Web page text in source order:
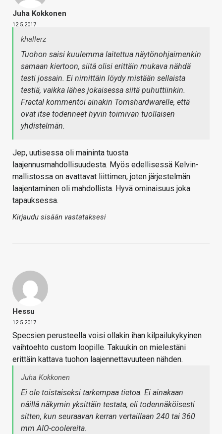
Juha Kokkonen
12.5.2017
khallerz
Tuohon saisi kuulemma laitettua näytönohjaimenkin
samaan kiertoon, siitä olisi erittäin mukava nähdä
testi jossain. Ei nimittäin löydy mistään sellaista
testiä, vaikka lähes jokaisessa siitä puhuttiinkin.
Fractal kommentoi ainakin Tomshardwarelle, että
ovat itse todenneet hyvin toimivan tuollaisen
yhdistelmän.
Jep, uutisessa oli maininta tuosta
laajennusmahdollisuudesta. Myös edellisessä Kelvin-
mallistossa on avattavat liittimen, joten järjestelmän
laajentaminen oli mahdollista. Hyvä ominaisuus joka
tapauksessa.
Kirjaudu sisään vastataksesi
Hessu
12.5.2017
Specsien perusteella voisi ollakin ihan kilpailukykyinen
vaihtoehto custom loopille. Takuukin on mielestäni
erittäin kattava tuohon laajennettavuuteen nähden.
Juha Kokkonen
Ei ole toistaiseksi tarkempaa tietoa. Ei ainakaan
näillä näkymin yksittäin testata, eli todennäköisesti
sitten, kun seuraavan kerran vertaillaan 240 tai 360
mm AIO-coolereita.